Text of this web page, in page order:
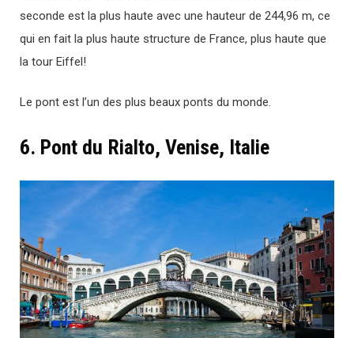
seconde est la plus haute avec une hauteur de 244,96 m, ce
qui en fait la plus haute structure de France, plus haute que
la tour Eiffel!
Le pont est l’un des plus beaux ponts du monde.
6. Pont du Rialto, Venise, Italie